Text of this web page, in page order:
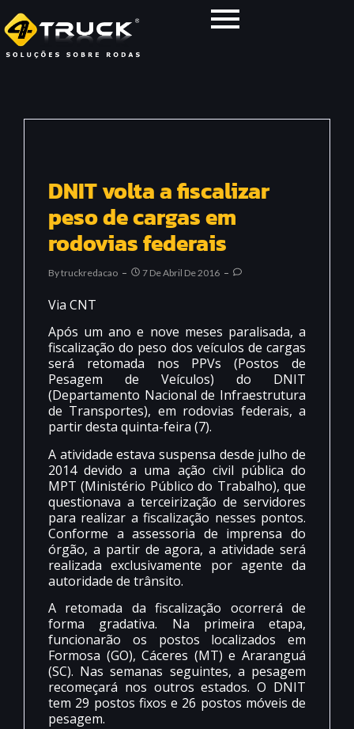
DNIT volta a fiscalizar
peso de cargas em
rodovias federais
ByTruckredacao 7 De Abril De 2016
Via CNT
Após um ano e nove meses paralisada, a
fiscalização do peso dos veículos de cargas
será retomada nos PPVs (Postos de
Pesagem de Veículos) do DNIT
(Departamento Nacional de Infraestrutura
de Transportes), em rodovias federais, a
partir desta quinta-feira (7).
A atividade estava suspensa desde julho de
2014 devido a uma ação civil pública do
MPT (Ministério Público do Trabalho), que
questionava a terceirização de servidores
para realizar a fiscalização nesses pontos.
Conforme a assessoria de imprensa do
órgão, a partir de agora, a atividade será
realizada exclusivamente por agente da
autoridade de trânsito.
A retomada da fiscalização ocorrerá de
forma gradativa. Na primeira etapa,
funcionarão os postos localizados em
Formosa (GO), Cáceres (MT) e Araranguá
(SC). Nas semanas seguintes, a pesagem
recomeçará nos outros estados. O DNIT
tem 29 postos fixos e 26 postos móveis de
pesagem.